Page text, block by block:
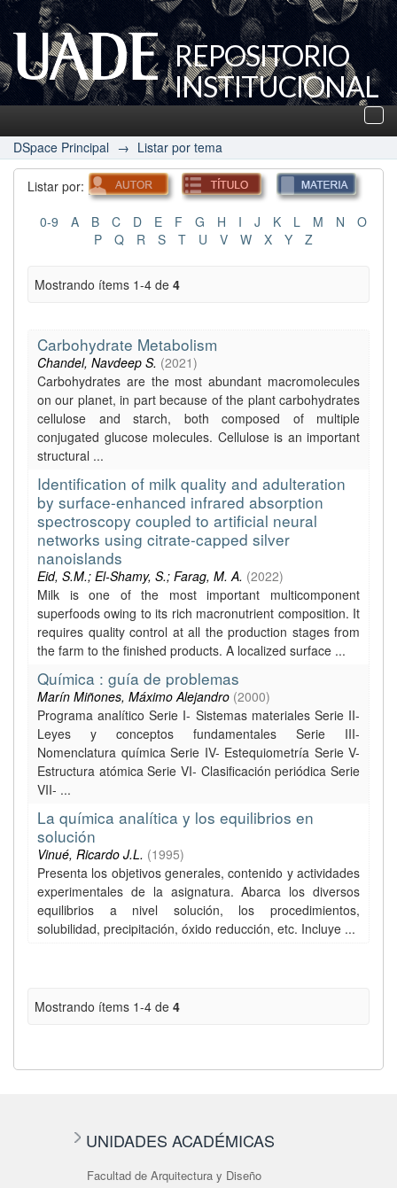
REPOSITORIO
INSTITUCIONAL
UADE
DSpace Principal → Listar por tema
Listar por:
0-9 A B C D E F G H I J K L M N
O
P
Q R S T U V W X Y Z
Mostrando ítems 1-4 de 4
Carbohydrate Metabolism
Chandel, Navdeep S. (2021)
Carbohydrates are the most abundant macromolecules
on our planet, in part because of the plant carbohydrates
cellulose and starch, both composed of multiple
conjugated glucose molecules. Cellulose is an important
structural ...
Identification of milk quality and adulteration
by surface-enhanced infrared absorption
spectroscopy coupled to artificial neural
networks using citrate-capped silver
nanoislands
Eid, S.M.; El-Shamy, S.; Farag, M. A. (2022)
Milk is one of the most important multicomponent
superfoods owing to its rich macronutrient composition. It
requires quality control at all the production stages from
the farm to the finished products. A localized surface ...
Química : guía de problemas
Marín Miñones, Máximo Alejandro (2000)
Programa analítico Serie I- Sistemas materiales Serie II-
Leyes y conceptos fundamentales Serie III-
Nomenclatura química Serie IV- Estequiometría Serie V-
Estructura atómica Serie VI- Clasificación periódica Serie
VII- ...
La química analítica y los equilibrios en
solución
Vinué, Ricardo J.L. (1995)
Presenta los objetivos generales, contenido y actividades
experimentales de la asignatura. Abarca los diversos
equilibrios a nivel solución, los procedimientos,
solubilidad, precipitación, óxido reducción, etc. Incluye ...
Mostrando ítems 1-4 de 4
UNIDADES ACADÉMICAS
Facultad de Arquitectura y Diseño